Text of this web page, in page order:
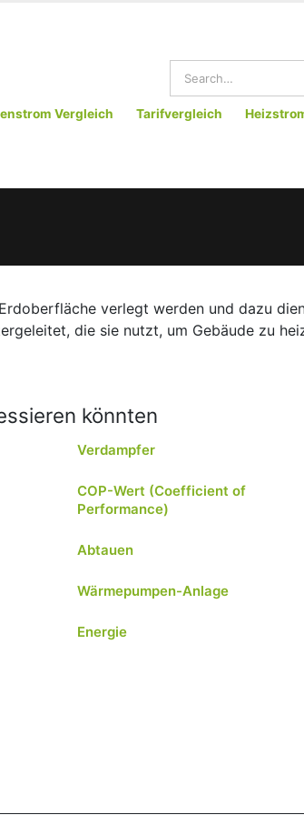
Vergleich Tarifvergleich
verlegt werden und dazu
die sie nutzt, um Gebäude zu
könnten
Verdampfer
COP-Wert (Coefficient of
Performance)
Abtauen
Wärmepumpen-Anlage
Energie